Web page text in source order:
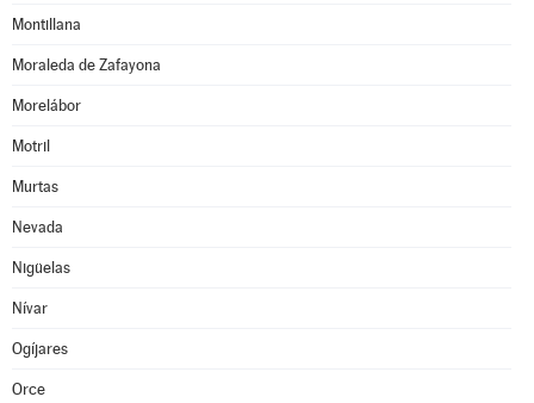
Montillana
Moraleda de Zafayona
Morelábor
Motril
Murtas
Nevada
Nigüelas
Nívar
Ogíjares
Orce